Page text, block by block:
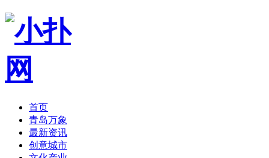
首页
青岛万象
最新资讯
创意城市